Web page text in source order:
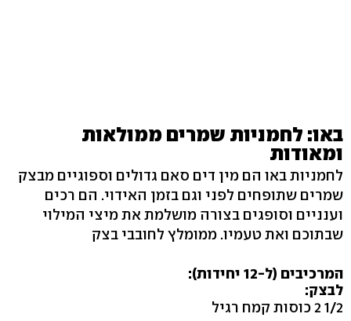
באו: לחמניות שמרים ממולאות
ומאודות
לחמניות באו הם מין דים סאם גדולים וספוגיים מבצק
שמרים שתופחים לפני וגם בזמן האידוי. הם רכים
וענניים וסופגים בצורה מושלמת את מיצי המילוי
שבתוכם ואת טעמיו. ממומלץ לחובבי בצק
המרכיבים (ל-12 יחידות):
לבצק:
1/2 2 כוסות קמח רגיל